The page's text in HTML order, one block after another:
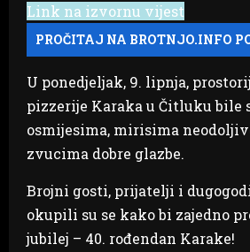
Link na izvornu vijest
U ponedjeljak, 9. lipnja,
pizzerije Karaka u Čitluku bile
osmijesima, mirisima
zvucima dobre glazbe.
Brojni gosti, prijatelji i
okupili su se kako bi zajedno
jubilej – 40. rođendan Karake!